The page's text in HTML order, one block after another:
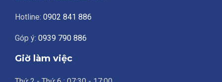
Hotline: 0902 841 886
Góp ý: 0939 790 886
Giờ làm việc